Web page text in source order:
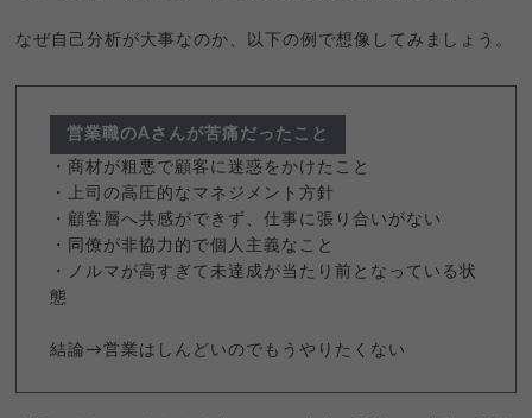
なぜ自己分析が大事なのか、以下の例で想像してみましょう。
営業職のAさんが苦痛だったこと
・商材が粗悪で顧客に迷惑をかけたこと
・上司の高圧的なマネジメント方針
・顧客層へ共感ができず、仕事に張り合いがない
・同僚が非協力的で個人主義なこと
・ノルマが高すぎて未達成が当たり前となっている状
態
結論→営業はしんどいのでもうやりたくない